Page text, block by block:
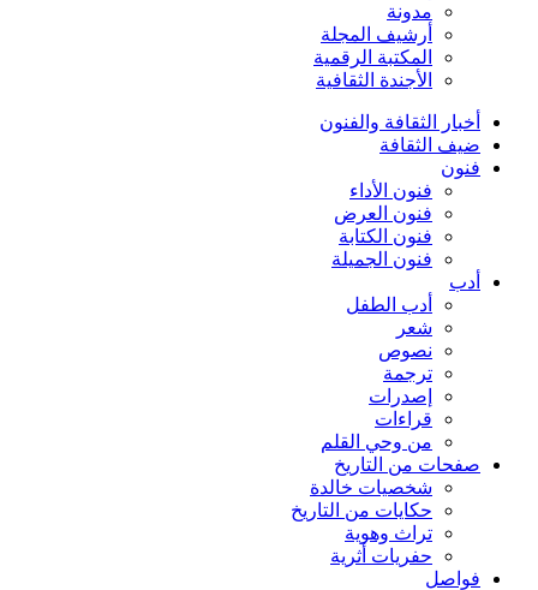
مدونة
أرشيف المجلة
المكتبة الرقمية
الأجندة الثقافية
أخبار الثقافة والفنون
ضيف الثقافة
فنون
فنون الأداء
فنون العرض
فنون الكتابة
فنون الجميلة
أدب
أدب الطفل
شعر
نصوص
ترجمة
إصدرات
قراءات
من وحي القلم
صفحات من التاريخ
شخصيات خالدة
حكايات من التاريخ
تراث وهوية
حفريات أثرية
فواصل